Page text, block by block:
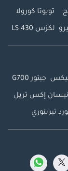
تويوتا كورولا
لكزس LS 430
جيتور G700
نيسان إكس تريل
تيريتوري